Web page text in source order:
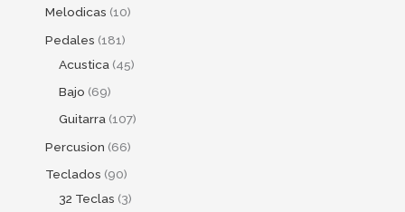
Melodicas 10
Pedales 181
Acustica 45
Bajo 69
Guitarra 107
Percusion 66
Teclados 90
32 Teclas 3